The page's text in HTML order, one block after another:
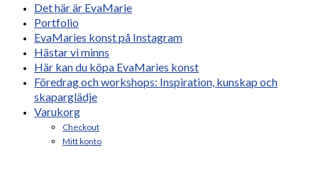
Det här är EvaMarie
Portfolio
EvaMaries konst på Instagram
Hästar vi minns
Här kan du köpa EvaMaries konst
Föredrag och workshops: Inspiration, kunskap och
skaparglädje
Varukorg
Checkout
Mitt konto